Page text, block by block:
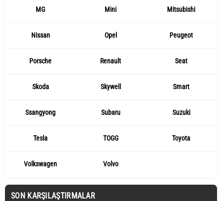
MG Mini Mitsubishi
Nissan Opel Peugeot
Porsche Renault Seat
Skoda Skywell Smart
Ssangyong Subaru Suzuki
Tesla TOGG Toyota
Volkswagen Volvo
SON KARŞILAŞTIRMALAR